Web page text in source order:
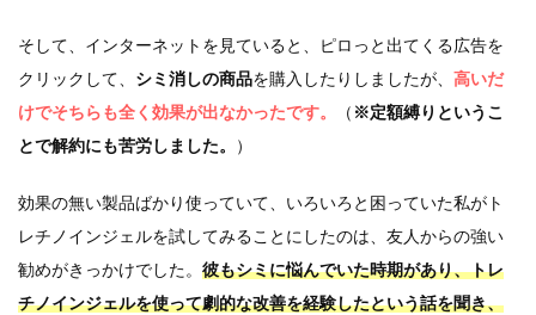
そして、インターネットを見ていると、ピロっと出てくる広告を
クリックして、 シミ消しの商品を購入したりしましたが、 高いだ
けでそちらも全く効果が出なかったです。
（ ※定額縛りというこ
とで解約にも苦労しました。
）
効果の無い製品ばかり使っていて、いろいろと困っていた私がト
レチノインジェルを試してみることにしたのは、友人からの強い
勧めがきっかけでした。 彼もシミに悩んでいた時期があり、トレ
チノインジェルを使って劇的な改善を経験したという話を聞き、